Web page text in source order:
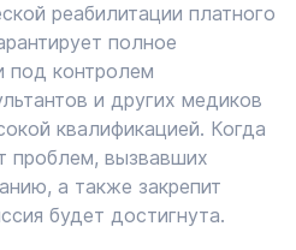
реабилитации платного
полное
под контролем
и других медиков
квалификацией. Когда
проблем, вызвавших
а также закрепит
будет достигнута.